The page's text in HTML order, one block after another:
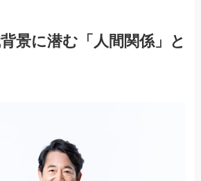
景に潜む「人間関係」と